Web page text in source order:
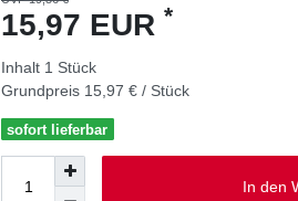
15,97 EUR *
Inhalt 1 Stück
Grundpreis 15,97 € / Stück
sofort lieferbar
In den